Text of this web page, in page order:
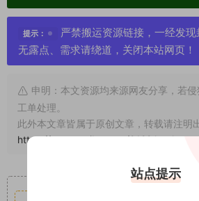
提示：
严禁搬运资源链接，一经发
无露点、需求请绕道，关闭本站网页！
申明：本文资源均来源网友分享，若
工单处理。
此外本文章皆属于原创文章，转载请注明
https://www.vmiba.com/9122.html
重要声明
站点提示